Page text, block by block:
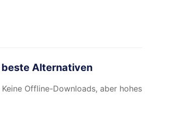
beste Alternativen
Offline-Downloads, aber hohes